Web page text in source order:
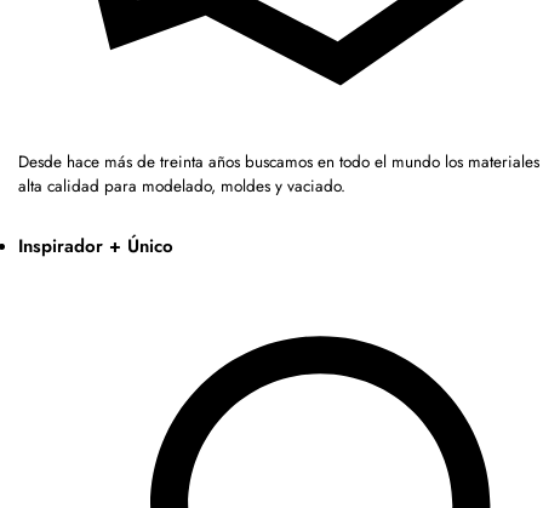
Desde hace más de treinta años buscamos en todo el mundo los
alta calidad para modelado, moldes y vaciado.
Inspirador + Único